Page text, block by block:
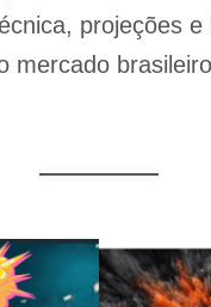
projeções e
mercado